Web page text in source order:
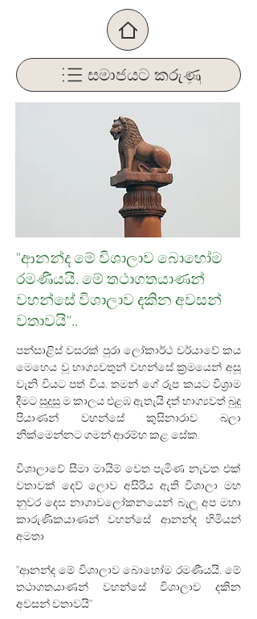
සමාජයට කරුණු
"ආනන්ද මේ විශාලාව බොහෝම
රමණීයයි. මේ තථාගතයාණන්
වහන්සේ විශාලාව දකින අවසන්
වතාවයි"..
පන්සාළිස් වසරක් පුරා ලෝකාර්ථ චර්යාවේ කය
මෙහෙය වූ භාග්‍යවතුන් වහන්සේ ක්‍රමයෙන් අසූ
වැනි වියට පත් විය. තමන් ගේ රූප කයට විශ්‍රාම
දීමට සුදුසු ම කාලය එළඹ ඇතැයි දත් භාග්‍යවත් බුදු
පියාණන් වහන්සේ කුසිනාරාව බලා
නික්මෙන්නට ගමන් ආරම්භ කළ සේක.
විශාලාවේ සීමා මායිම් වෙත පැමිණ නැවත එක්
වතාවක් දෙව් ලොව අසිරිය ඇති විශාලා මහ
නුවර දෙස නාගාවලෝකනයෙන් බැලූ අප මහා
කාරුණිකයාණන් වහන්සේ ආනන්ද හිමියන්
අමතා
"ආනන්ද මේ විශාලාව බොහෝම රමණීයයි. මේ
තථාගතයාණන් වහන්සේ විශාලාව දකින
අවසන් වතාවයි"